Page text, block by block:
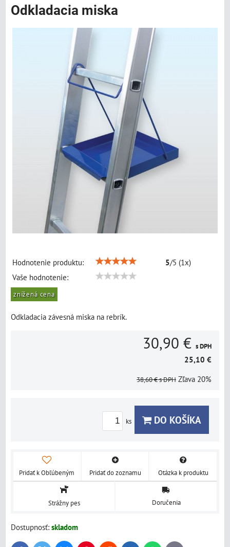
Odkladacia miska
Hodnotenie produktu: 5/5 (1x)
Vaše hodnotenie:
znížená cena
Odkladacia závesná miska na rebrík.
30,90 € s DPH
25,10 €
38,60 €s DPH Zľava 20%
ks DO KOŠÍKA
Pridať k Obľúbeným Pridať do zoznamu Otázka k produktu
Strážny pes Doručenia
Dostupnosť: skladom